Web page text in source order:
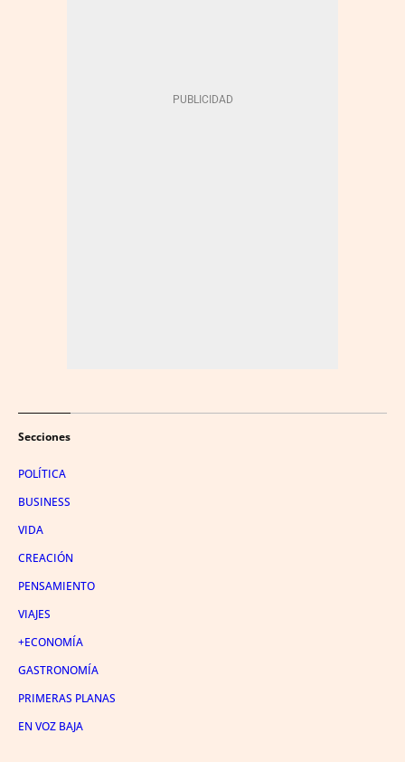
Secciones
POLÍTICA
BUSINESS
VIDA
CREACIÓN
PENSAMIENTO
VIAJES
+ECONOMÍA
GASTRONOMÍA
PRIMERAS PLANAS
EN VOZ BAJA